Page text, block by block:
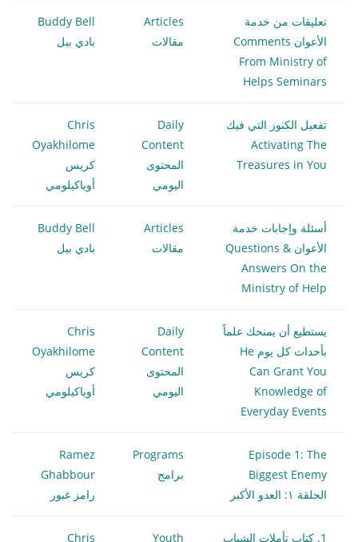
تعليقات من خدمة
الأعوان Comments
From Ministry of
Helps Seminars
Articles
مقالات
Buddy Bell
بادي بيل
تفعيل الكنوز التي فيك
Activating The
Treasures in You
Daily
Content
المحتوى
اليومي
Chris
Oyakhilome
كريس
أوياكيلومي
أسئلة وإجابات خدمة
الأعوان Questions &
Answers On the
Ministry of Help
Articles
مقالات
Buddy Bell
بادي بيل
يستطيع أن يمنحك علماً
بأحداث كل يوم He
Can Grant You
Knowledge of
Everyday Events
Daily
Content
المحتوى
اليومي
Chris
Oyakhilome
كريس
أوياكيلومي
Episode 1: The
Biggest Enemy
الحلقة ١: العدو الأكبر
Programs
برامج
Ramez
Ghabbour
رامز غبور
1. كتاب تأملات الشباب Youth
Chris